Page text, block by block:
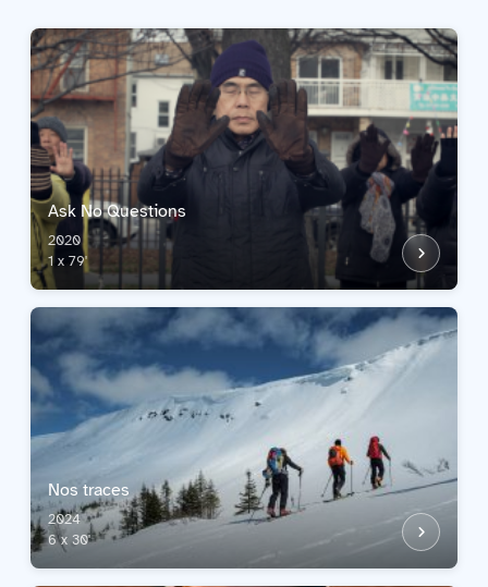
Ask No Questions
2020
1 x 79'
Nos traces
2024
6 x 30'